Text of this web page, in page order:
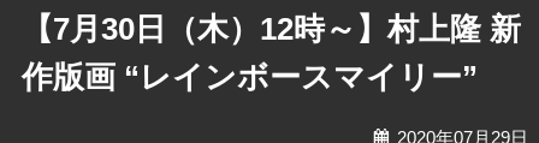
【7月30日（木）12時～】村上隆 新
作版画 “レインボースマイリー”
calendar2020年07月29日